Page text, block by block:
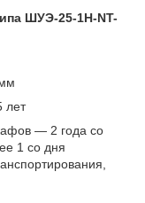
ШУЭ-25-1H-NT-
лет
— 2 года со
1 со дня